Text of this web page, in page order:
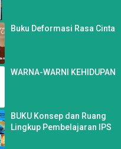
Buku Deformasi Rasa Cinta
WARNA-WARNI KEHIDUPAN
BUKU Konsep dan Ruang
Lingkup Pembelajaran IPS